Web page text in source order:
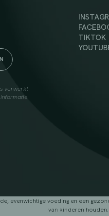
verwerkt
TIKTOK
evenwichtige voeding en een
van kinderen houden.